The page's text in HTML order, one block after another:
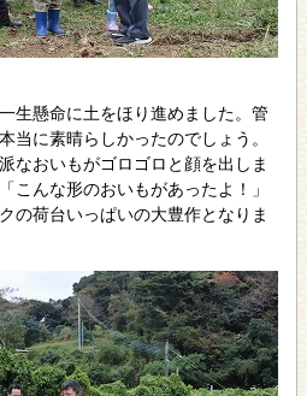
生懸命に土をほり進めました。管
当に素晴らしかったのでしょう。
なおいもがゴロゴロと顔を出しま
こんな形のおいもがあったよ！」
の荷台いっぱいの大豊作となりま